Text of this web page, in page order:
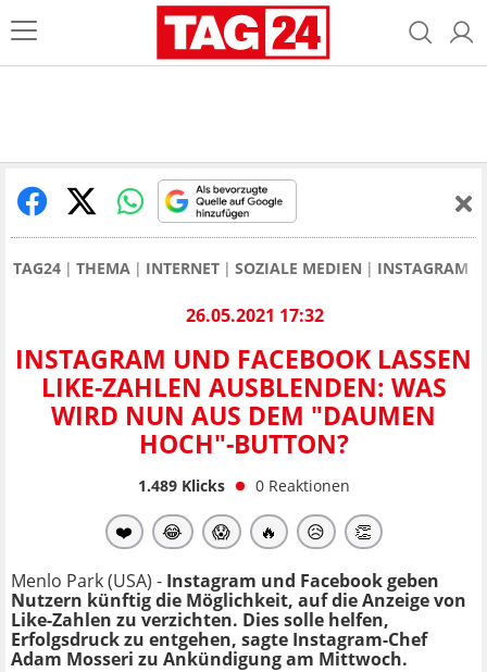
TAG24 THEMA INTERNET SOZIALE MEDIEN INSTAGRAM
26.05.2021 17:32
INSTAGRAM UND FACEBOOK LASSEN
LIKE-ZAHLEN AUSBLENDEN: WAS
WIRD NUN AUS DEM "DAUMEN
HOCH"-BUTTON?
1.489Klicks 0 Reaktionen
❤️ 😂 😱 🔥 😥 👏
Menlo Park (USA) - Instagram und Facebook geben
Nutzern künftig die Möglichkeit, auf die Anzeige von
Like-Zahlen zu verzichten. Dies solle helfen,
Erfolgsdruck zu entgehen, sagte Instagram-Chef
Adam Mosseri zu Ankündigung am Mittwoch.